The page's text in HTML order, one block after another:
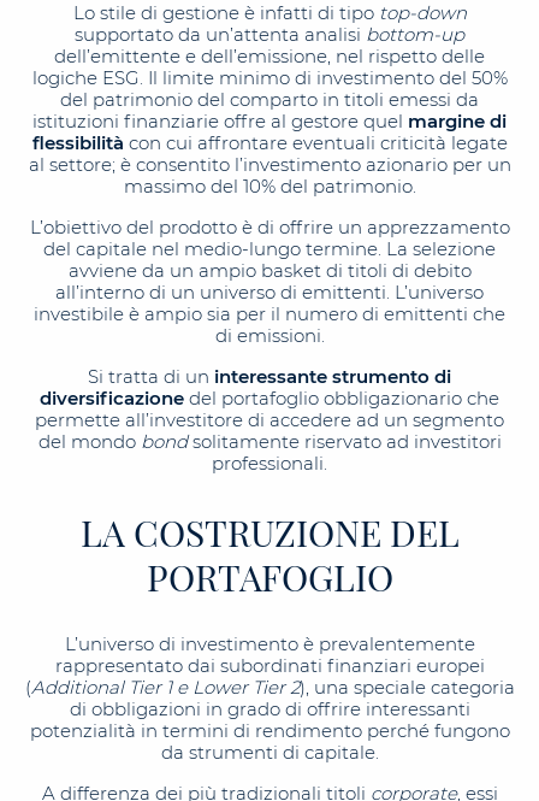
Lo stile di gestione è infatti di tipo top-down
supportato da un’attenta analisi bottom-up
dell’emittente e dell’emissione, nel rispetto delle
logiche ESG. Il limite minimo di investimento del 50%
del patrimonio del comparto in titoli emessi da
istituzioni finanziarie offre al gestore quel margine di
flessibilità con cui affrontare eventuali criticità legate
al settore; è consentito l’investimento azionario per un
massimo del 10% del patrimonio.
L’obiettivo del prodotto è di offrire un apprezzamento
del capitale nel medio-lungo termine. La selezione
avviene da un ampio basket di titoli di debito
all’interno di un universo di emittenti. L’universo
investibile è ampio sia per il numero di emittenti che
di emissioni.
Si tratta di un interessante strumento di
diversificazione del portafoglio obbligazionario che
permette all’investitore di accedere ad un segmento
del mondo bondsolitamente riservato ad investitori
professionali.
LA COSTRUZIONE DEL
PORTAFOGLIO
L’universo di investimento è prevalentemente
rappresentato dai subordinati finanziari europei
(Additional Tier 1 e Lower Tier 2), una speciale categoria
di obbligazioni in grado di offrire interessanti
potenzialità in termini di rendimento perché fungono
da strumenti di capitale.
A differenza dei più tradizionali titoli corporate, essi